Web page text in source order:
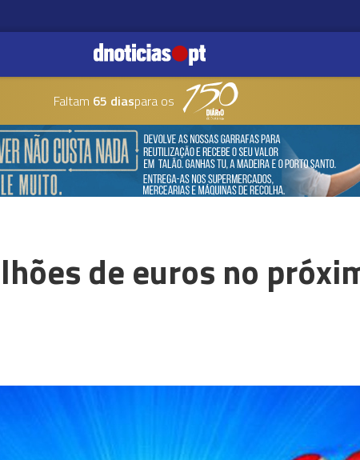
Faltam 65 diaspara os
de euros no